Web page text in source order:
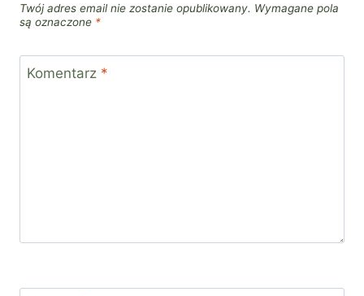
Twój adres email nie zostanie opublikowany. Wymagane pola
są oznaczone *
Komentarz *